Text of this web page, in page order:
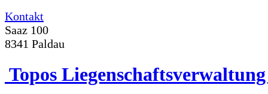
Kontakt
Saaz 100
8341 Paldau
Topos